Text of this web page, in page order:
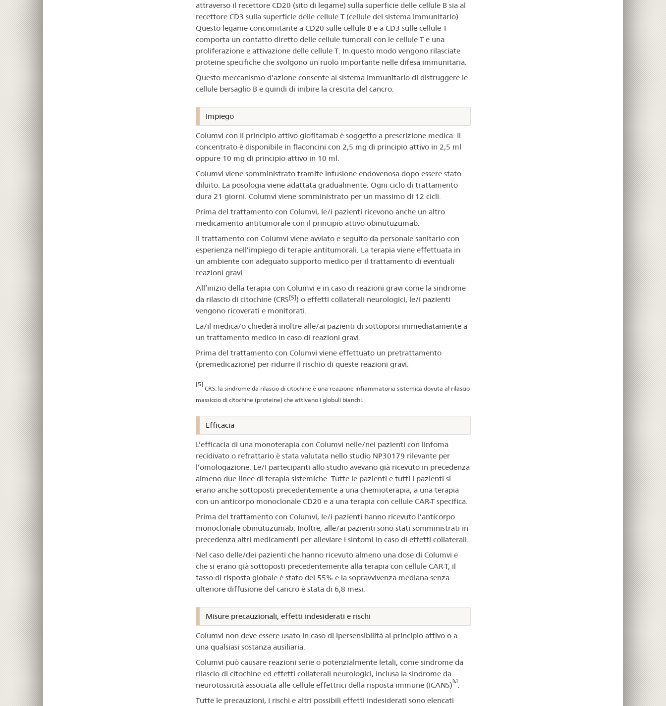
attraverso il recettore CD20 (sito di legame) sulla superficie delle cellule B sia al
recettore CD3 sulla superficie delle cellule T (cellule del sistema immunitario).
Questo legame concomitante a CD20 sulle cellule B e a CD3 sulle cellule T
comporta un contatto diretto delle cellule tumorali con le cellule T e una
proliferazione e attivazione delle cellule T. In questo modo vengono rilasciate
proteine specifiche che svolgono un ruolo importante nelle difesa immunitaria.
Questo meccanismo d’azione consente al sistema immunitario di distruggere le
cellule bersaglio B e quindi di inibire la crescita del cancro.
Impiego
Columvi con il principio attivo glofitamab è soggetto a prescrizione medica. Il
concentrato è disponibile in flaconcini con 2,5 mg di principio attivo in 2,5 ml
oppure 10 mg di principio attivo in 10 ml.
Columvi viene somministrato tramite infusione endovenosa dopo essere stato
diluito. La posologia viene adattata gradualmente. Ogni ciclo di trattamento
dura 21 giorni. Columvi viene somministrato per un massimo di 12 cicli.
Prima del trattamento con Columvi, le/i pazienti ricevono anche un altro
medicamento antitumorale con il principio attivo obinutuzumab.
Il trattamento con Columvi viene avviato e seguito da personale sanitario con
esperienza nell’impiego di terapie antitumorali. La terapia viene effettuata in
un ambiente con adeguato supporto medico per il trattamento di eventuali
reazioni gravi.
All’inizio della terapia con Columvi e in caso di reazioni gravi come la sindrome
da rilascio di citochine (CRS[5]) o effetti collaterali neurologici, le/i pazienti
vengono ricoverati e monitorati.
La/il medica/o chiederà inoltre alle/ai pazienti di sottoporsi immediatamente a
un trattamento medico in caso di reazioni gravi.
Prima del trattamento con Columvi viene effettuato un pretrattamento
(premedicazione) per ridurre il rischio di queste reazioni gravi.
[5]
CRS: la sindrome da rilascio di citochine è una reazione infiammatoria sistemica dovuta al rilascio
massiccio di citochine (proteine) che attivano i globuli bianchi.
Efficacia
L’efficacia di una monoterapia con Columvi nelle/nei pazienti con linfoma
recidivato o refrattario è stata valutata nello studio NP30179 rilevante per
l’omologazione. Le/I partecipanti allo studio avevano già ricevuto in precedenza
almeno due linee di terapia sistemiche. Tutte le pazienti e tutti i pazienti si
erano anche sottoposti precedentemente a una chemioterapia, a una terapia
con un anticorpo monoclonale CD20 e a una terapia con cellule CAR-T specifica.
Prima del trattamento con Columvi, le/i pazienti hanno ricevuto l’anticorpo
monoclonale obinutuzumab. Inoltre, alle/ai pazienti sono stati somministrati in
precedenza altri medicamenti per alleviare i sintomi in caso di effetti collaterali.
Nel caso delle/dei pazienti che hanno ricevuto almeno una dose di Columvi e
che si erano già sottoposti precedentemente alla terapia con cellule CAR-T, il
tasso di risposta globale è stato del 55% e la sopravvivenza mediana senza
ulteriore diffusione del cancro è stata di 6,8 mesi.
Misure precauzionali, effetti indesiderati e rischi
Columvi non deve essere usato in caso di ipersensibilità al principio attivo o a
una qualsiasi sostanza ausiliaria.
Columvi può causare reazioni serie o potenzialmente letali, come sindrome da
rilascio di citochine ed effetti collaterali neurologici, inclusa la sindrome da
neurotossicità associata alle cellule effettrici della risposta immune (ICANS) [6].
Tutte le precauzioni, i rischi e altri possibili effetti indesiderati sono elencati